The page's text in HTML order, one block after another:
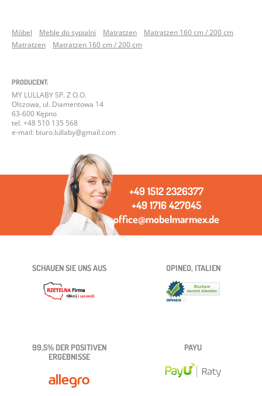
Möbel Meble do sypialni Matratzen
Matratzen 160 cm / 200 cm
Matratzen
Matratzen 160 cm / 200 cm
PRODUCENT:
MY LULLABY SP. Z O.O.
Olszowa, ul. Diamentowa 14
63-600 Kępno
tel. +48 510 135 568
e-mail: biuro.lullaby@gmail.com
+49 1512 2326377
+49 1716 427045
office@mobelmarmex.de
SCHAUEN SIE UNS AUS OPINEO, ITALIEN
99,5% DER POSITIVEN
ERGEBNISSE
PAYU